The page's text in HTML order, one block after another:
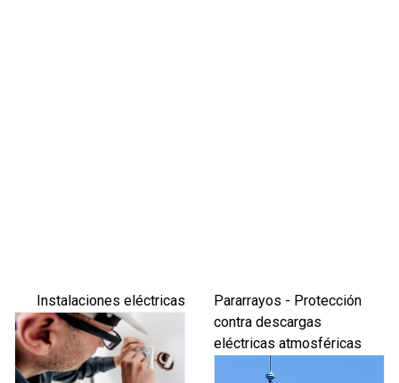
Instalaciones eléctricas
Pararrayos - Protección
contra descargas
eléctricas atmosféricas